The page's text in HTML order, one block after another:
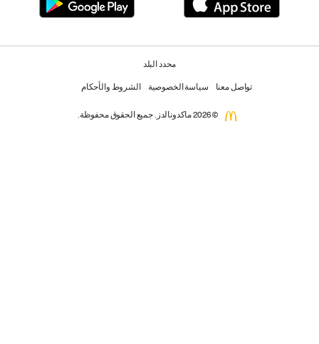
محدد البلد
تواصل معنا سياسة الخصوصية الشروط والأحكام
© 2026 ماكدونالدز. جميع الحقوق محفوظة.